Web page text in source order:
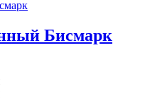
товара.
Бисмарк